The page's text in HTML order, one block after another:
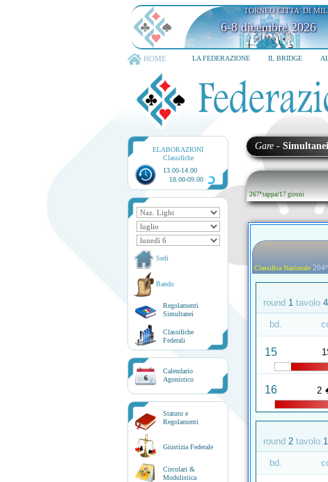
TORNEO CITTA' DI
6-8 dicembre 2026
HOME LA FEDERAZIONE IL BRIDGE
ELABORAZIONI
Classifiche
13.00-14.00
18.00-09.00
Sedi
Bando
Regolamenti
Simultanei
Classifiche
Federali
6
Calendario
Agonistico
Statuto e
Regolamenti
Giustizia Federale
Circolari &
Modulistica
Gare - Simultanei
267ª tappa/17 gironi
Classifica Nazionale
round 1 tavolo 4
bd.
15
16 2
round 2 tavolo 1
bd.